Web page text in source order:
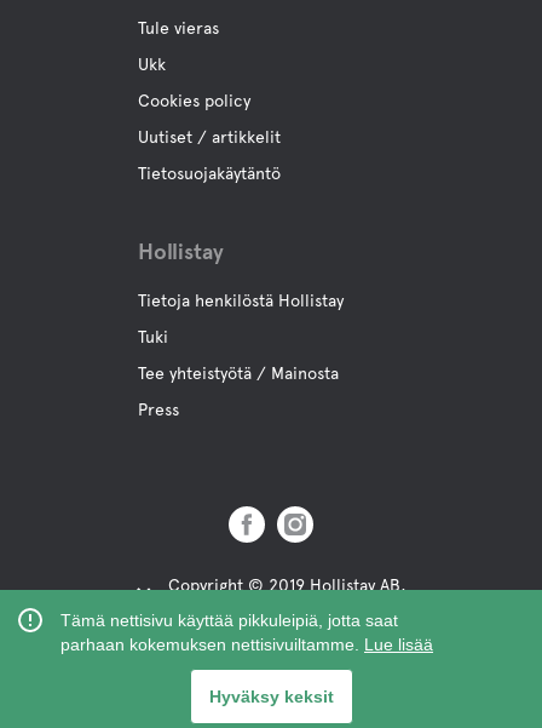
Tämä nettisivu käyttää pikkuleipiä, jotta saat
parhaan kokemuksen nettisivuiltamme. Lue lisää
Hyväksy keksit
Tule vieras
Ukk
Cookies policy
Uutiset / artikkelit
Tietosuojakäytäntö
Hollistay
Tietoja henkilöstä Hollistay
Tuki
Tee yhteistyötä / Mainosta
Press
Copyright © 2019 Hollistay AB,